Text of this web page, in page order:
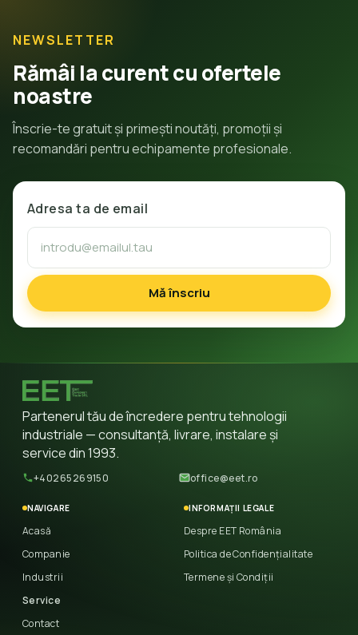
NEWSLETTER
Rămâi la curent cu ofertele
noastre
Înscrie-te gratuit și primești noutăți, promoții și
recomandări pentru echipamente profesionale.
Adresa ta de email
Mă înscriu
Partenerul tău de încredere pentru tehnologii
industriale — consultanță, livrare, instalare și
service din 1993.
+40265269150 office@eet.ro
NAVIGARE
Acasă
Companie
Industrii
Service
Contact
INFORMAȚII LEGALE
Despre EET România
Politica de Confidențialitate
Termene și Condiții